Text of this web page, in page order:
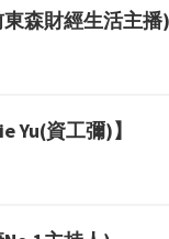
森財經生活主播)
Yu(資工彌)】